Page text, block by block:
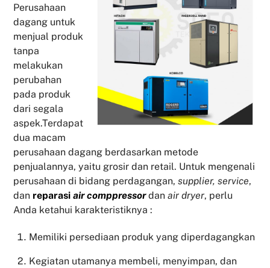
Perusahaan
dagang untuk
menjual produk
tanpa
melakukan
perubahan
pada produk
dari segala
aspek.Terdapat
dua macam
perusahaan dagang berdasarkan metode
penjualannya, yaitu grosir dan retail. Untuk mengenali
perusahaan di bidang perdagangan,supplier, service,
dan reparasiair comppressordanair dryer, perlu
Anda ketahui karakteristiknya :
Memiliki persediaan produk yang diperdagangkan
Kegiatan utamanya membeli, menyimpan, dan